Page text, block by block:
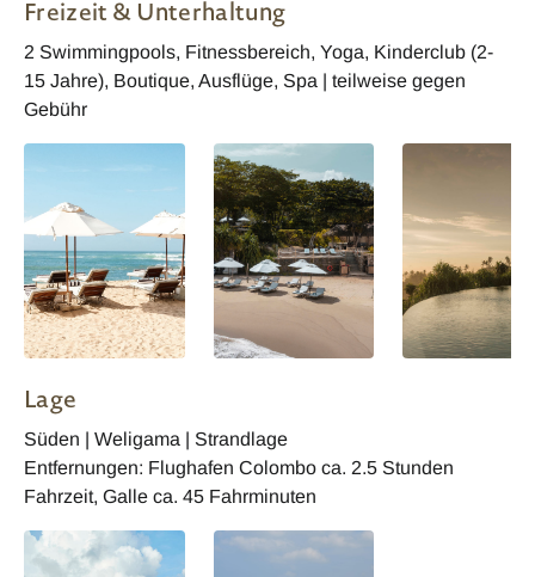
Freizeit & Unterhaltung
2 Swimmingpools, Fitnessbereich, Yoga, Kinderclub (2-
15 Jahre), Boutique, Ausflüge, Spa | teilweise gegen
Gebühr
Lage
Süden | Weligama | Strandlage
Entfernungen: Flughafen Colombo ca. 2.5 Stunden
Fahrzeit, Galle ca. 45 Fahrminuten